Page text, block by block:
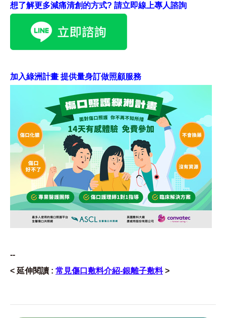
想了解更多減痛清創的方式? 請立即線上專人諮詢
加入綠洲計畫 提供量身訂做照顧服務
--
< 延伸閱讀 : 常見傷口敷料介紹-銀離子敷料>